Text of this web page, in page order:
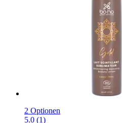
2 Optionen
5.0 (1)